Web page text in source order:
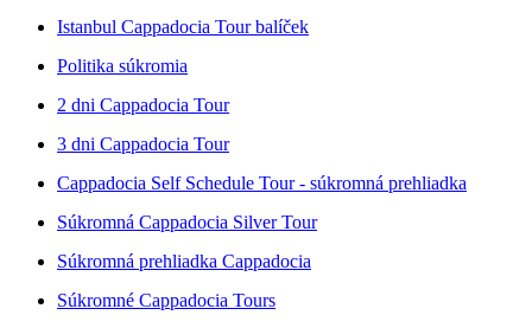
Istanbul Cappadocia Tour balíček
Politika súkromia
2 dni Cappadocia Tour
3 dni Cappadocia Tour
Cappadocia Self Schedule Tour - súkromná prehliadka
Súkromná Cappadocia Silver Tour
Súkromná prehliadka Cappadocia
Súkromné Cappadocia Tours